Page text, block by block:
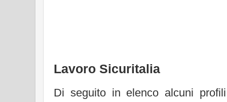
Lavoro Sicuritalia
Di seguito in elenco alcuni